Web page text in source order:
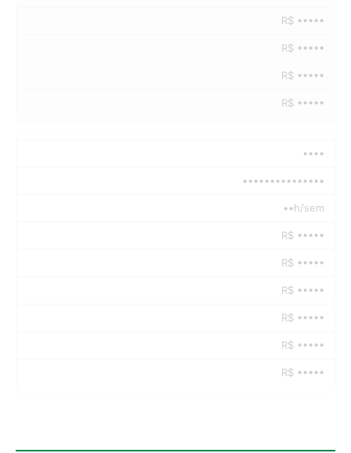
R$ •••••
R$ •••••
R$ •••••
R$ •••••
••••
•••••••••••••••
••h/sem
R$ •••••
R$ •••••
R$ •••••
R$ •••••
R$ •••••
R$ •••••